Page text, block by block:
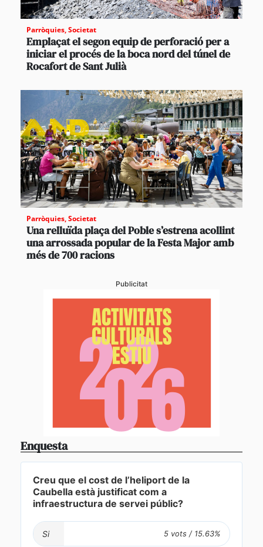
Parròquies,Societat
Emplaçat el segon equip de perforació per a
iniciar el procés de la boca nord del túnel de
Rocafort de Sant Julià
Parròquies,Societat
Una relluïda plaça del Poble s’estrena acollint
una arrossada popular de la Festa Major amb
més de 700 racions
Publicitat
Enquesta
Creu que el cost de l’heliport de la
Caubella està justificat com a
infraestructura de servei públic?
Si